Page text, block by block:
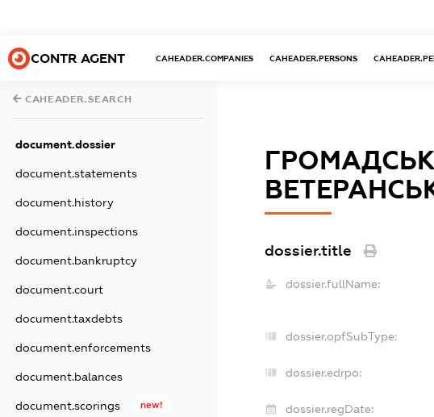
CONTR AGENT CAHEADER.COMPANIES CAHEADER.PERSONS
CAHEADER.SEARCH
document.dossier
document.statements
document.history
document.inspections
document.bankruptcy
document.court
document.taxdebts
document.enforcements
document.balances
document.scorings new!
dossier.title
dossier.fullName:
dossier.opfSubType:
dossier.edrpo:
dossier.regDate: